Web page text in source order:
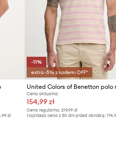
zł
-11%
extra -5% z kodem: OFF*
Cena aktualna:
154,99 zł
Cena regularna: 219,99 zł
Najniższa cena z 30 dni przed obniżką: